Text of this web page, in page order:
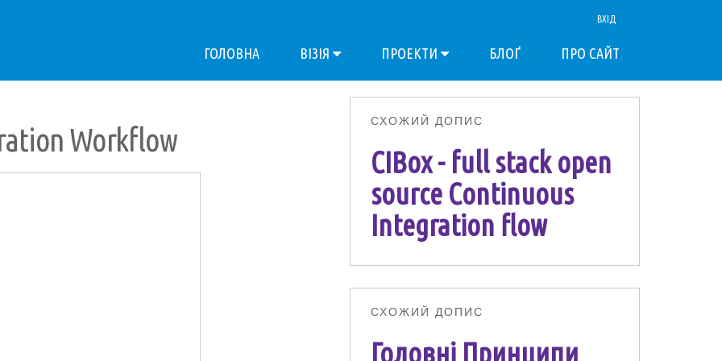
ВХІД
ГОЛОВНА ВІЗІЯ ПРОЕКТИ БЛОҐ ПРО САЙТ
Workflow
СХОЖИЙ ДОПИС
CIBox - full stack open
source Continuous
Integration flow
СХОЖИЙ ДОПИС
Головні Принципи